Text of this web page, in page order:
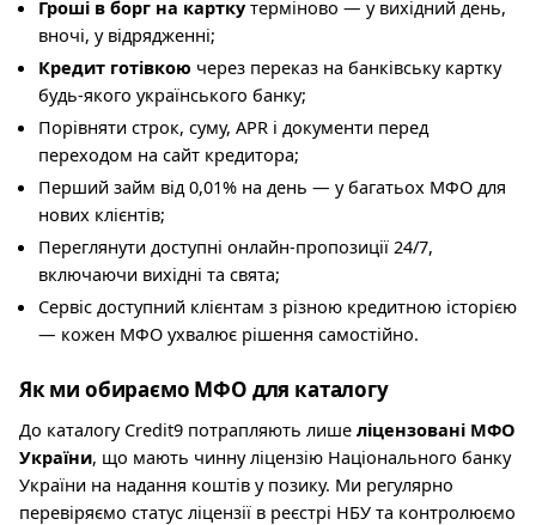
Гроші в борг на карткутерміново — у вихідний день,
вночі, у відрядженні;
Кредит готівкою через переказ на банківську картку
будь-якого українського банку;
Порівняти строк, суму, APR і документи перед
переходом на сайт кредитора;
Перший займ від 0,01% на день — у багатьох МФО для
нових клієнтів;
Переглянути доступні онлайн-пропозиції 24/7,
включаючи вихідні та свята;
Сервіс доступний клієнтам з різною кредитною історією
— кожен МФО ухвалює рішення самостійно.
Як ми обираємо МФО для каталогу
До каталогу Credit9 потрапляють лише ліцензовані МФО
України, що мають чинну ліцензію Національного банку
України на надання коштів у позику. Ми регулярно
перевіряємо статус ліцензії в реєстрі НБУ та контролюємо